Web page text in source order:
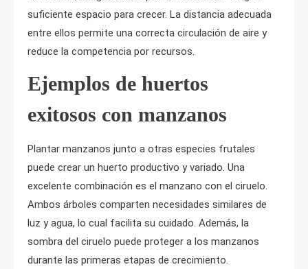
suficiente espacio para crecer. La distancia adecuada
entre ellos permite una correcta circulación de aire y
reduce la competencia por recursos.
Ejemplos de huertos
exitosos con manzanos
Plantar manzanos junto a otras especies frutales
puede crear un huerto productivo y variado. Una
excelente combinación es el manzano con el ciruelo.
Ambos árboles comparten necesidades similares de
luz y agua, lo cual facilita su cuidado. Además, la
sombra del ciruelo puede proteger a los manzanos
durante las primeras etapas de crecimiento.